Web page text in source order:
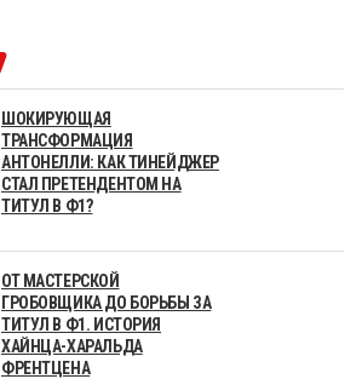
ШОКИРУЮЩАЯ
ТРАНСФОРМАЦИЯ
АНТОНЕЛЛИ: КАК ТИНЕЙДЖЕР
СТАЛ ПРЕТЕНДЕНТОМ НА
ТИТУЛ В Ф1?
ОТ МАСТЕРСКОЙ
ГРОБОВЩИКА ДО БОРЬБЫ ЗА
ТИТУЛ В Ф1. ИСТОРИЯ
ХАЙНЦА-ХАРАЛЬДА
ФРЕНТЦЕНА